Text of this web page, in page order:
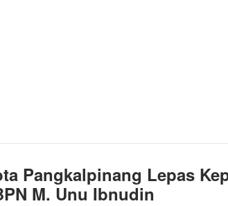
Pangkalpinang Lepas
M. Unu Ibnudin